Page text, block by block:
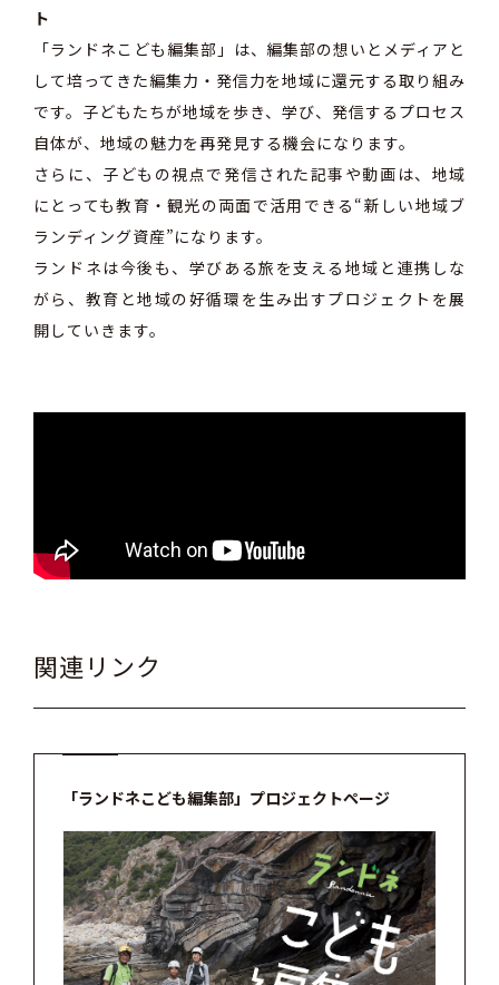
ト
「ランドネこども編集部」は、編集部の想いとメディアと
して培ってきた編集力・発信力を地域に還元する取り組み
です。子どもたちが地域を歩き、学び、発信するプロセス
自体が、地域の魅力を再発見する機会になります。
さらに、子どもの視点で発信された記事や動画は、地域
にとっても教育・観光の両面で活用できる“新しい地域ブ
ランディング資産”になります。
ランドネは今後も、学びある旅を支える地域と連携しな
がら、教育と地域の好循環を生み出すプロジェクトを展
開していきます。
関連リンク
「ランドネこども編集部」プロジェクトページ